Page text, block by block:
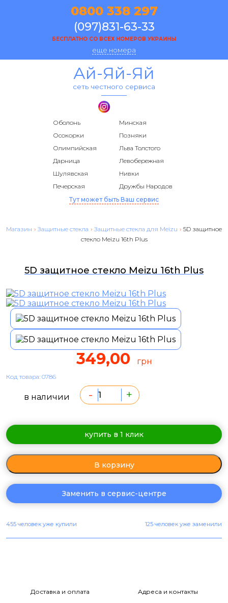
0800 338 297
(097)831-63-33
БЕСПЛАТНО СО ВСЕХ НОМЕРОВ УКРАИНЫ
еще номера
Ай-Яй-Яй
сеть честного сервиса
Оболонь
Минская
Осокорки
Позняки
Олимпийская
Льва Толстого
Дарница
Левобережная
Шулявская
Нивки
Печерская
Дружбы Народов
Тут может быть Ваш сервис
Магазин › Защитные стекла › Защитные стекла для Meizu › 5D защитное
стекло Meizu 16th Plus
5D защитное стекло Meizu 16th Plus
349,00 грн
Код товара: 0786
в наличии - +
купить в 1 клик
В корзину
Заменить в сервис-центре
455 человек уже купили 125 человек уже заменили
Доставка и оплата Адреса и контакты